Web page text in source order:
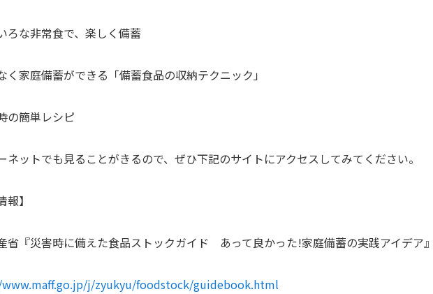
ろな非常食で、楽しく備蓄
く家庭備蓄ができる「備蓄食品の収納テクニック」
の簡単レシピ
ネットでも見ることがきるので、ぜひ下記のサイトにアクセスしてみてください。
報】
省『災害時に備えた食品ストックガイド あって良かった!家庭備蓄の実践アイデア』
j/zyukyu/foodstock/guidebook.html